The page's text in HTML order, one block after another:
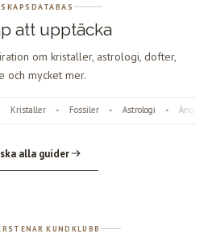
att upptäcka
om kristaller, astrologi, dofter,
och mycket mer.
• Fossiler • Astrologi •
alla guider
KUNDKLUBB